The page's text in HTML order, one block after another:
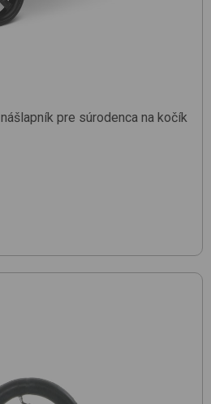
nášlapník pre súrodenca na kočík